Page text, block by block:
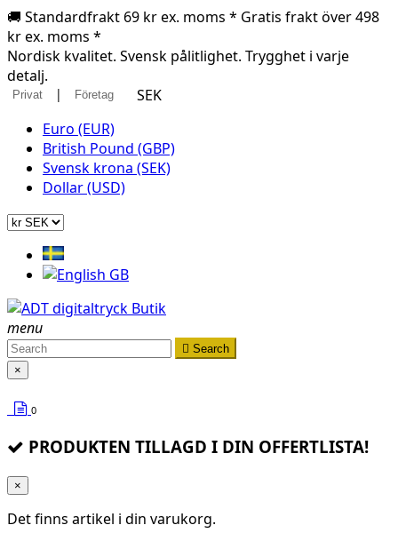
🚚 Standardfrakt 69 kr ex. moms * Gratis frakt över 498
kr ex. moms *
Nordisk kvalitet. Svensk pålitlighet. Trygghet i varje
detalj.
Privat | Företag
SEK
Euro (EUR)
British Pound (GBP)
Svensk krona (SEK)
Dollar (USD)
menu
 Search
×
0
PRODUKTEN TILLAGD I DIN OFFERTLISTA!
×
Det finns artikel i din varukorg.